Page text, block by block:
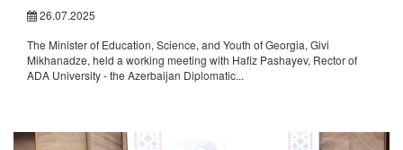
26.07.2025
The Minister of Education, Science, and Youth of Georgia, Givi
Mikhanadze, held a working meeting with Hafiz Pashayev, Rector of
ADA University - the Azerbaijan Diplomatic...